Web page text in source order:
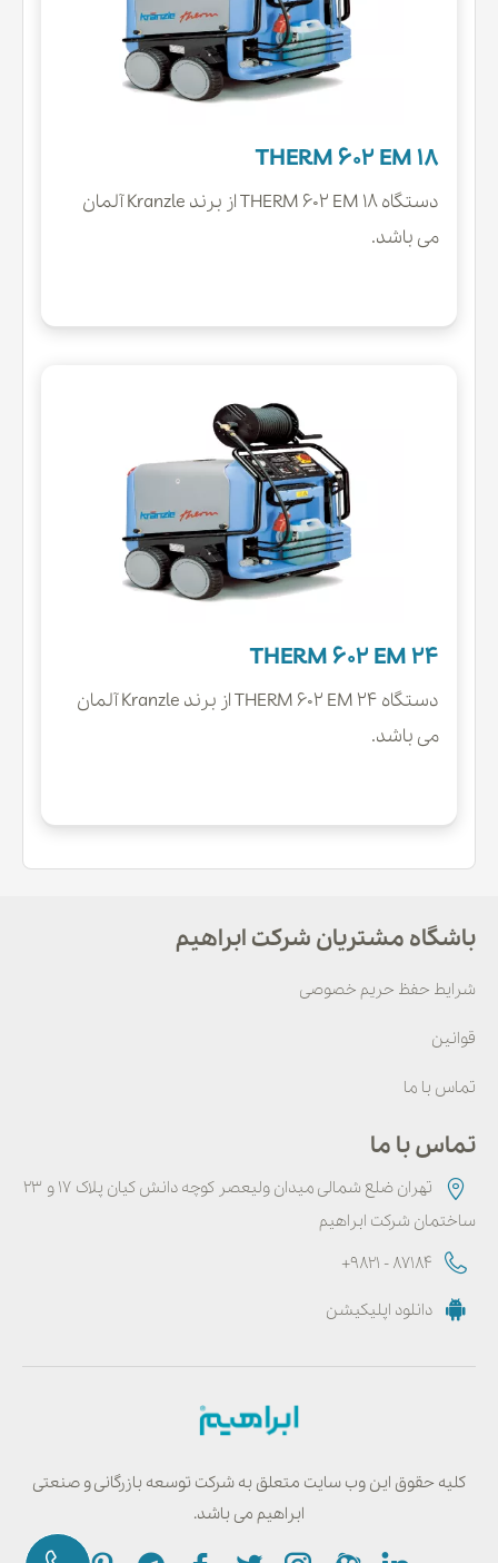
THERM 602 EM 18
دستگاه THERM 602 EM 18 از برند Kranzle آلمان
می باشد.
THERM 602 EM 24
دستگاه THERM 602 EM 24 از برند Kranzle آلمان
می باشد.
باشگاه مشتریان شرکت ابراهیم
شرایط حفظ حریم خصوصی
قوانین
تماس با ما
تماس با ما
تهران ضلع شمالی میدان ولیعصر کوچه دانش کیان پلاک ۱۷ و ۲۳
ساختمان شرکت ابراهیم
+9821 - 87184
دانلود اپلیکیشن
کلیه حقوق این وب سایت متعلق به شرکت توسعه بازرگانی و صنعتی
ابراهیم می باشد.